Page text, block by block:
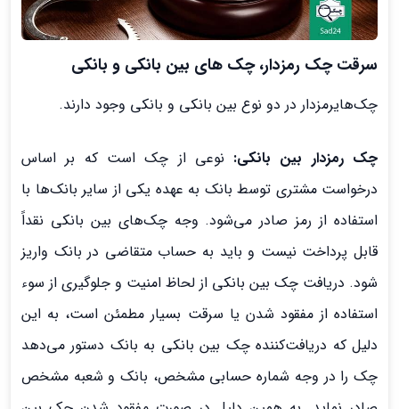
سرقت چک رمزدار، چک­ های بین بانکی و بانکی
چک‌هایرمزدار در دو نوع بین بانکی و بانکی وجود دارند.
چک رمزدار بین بانکی: نوعی از چک است که بر اساس
درخواست مشتری توسط بانک به عهده یکی از سایر بانک‌ها با
استفاده از رمز صادر می‌شود. وجه چک‌های بین بانکی نقداً
قابل پرداخت نیست و باید به حساب متقاضی در بانک واریز
شود. دریافت چک بین بانکی از لحاظ امنیت و جلوگیری از سوء
استفاده از مفقود شدن یا سرقت بسیار مطمئن‌ است، به این
دلیل که دریافت‌کننده چک بین بانکی به بانک دستور می‌دهد
چک را در وجه شماره حسابی مشخص، بانک و شعبه مشخص